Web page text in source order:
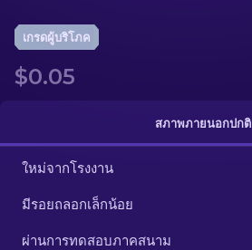
ถุงมือ
อื่น ๆ
เกรดผู้บริโภค
$0.05
สภาพภายนอกปกติ
ใหม่จากโรงงาน
มีรอยถลอกเล็กน้อย
ผ่านการทดสอบภาคสนาม